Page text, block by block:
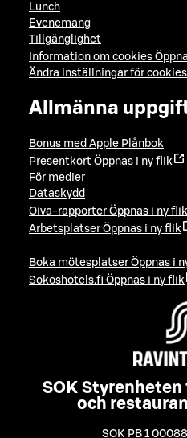
Lunch
Evenemang
Tillgänglighet
Information om cookies
Ändra inställningar för cookies
Allmänna
Bonus med Apple Plånbok
Presentkort Öppnas i ny flik
För medier
Dataskydd
Oiva-rapporter Öppnas i ny flik
Arbetsplatser Öppnas i ny flik
Boka mötesplatser Öppnas i
Sokoshotels.fi Öppnas i ny flik
SOK
och
SOK PB 1